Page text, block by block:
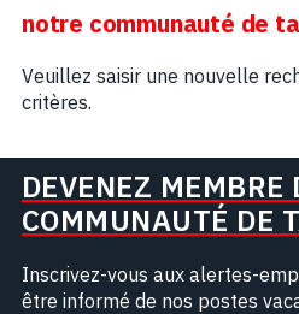
notre communauté de
Veuillez saisir une nouvelle
critères.
DEVENEZ MEMBRE
COMMUNAUTÉ DE
Inscrivez-vous aux alertes-
être informé de nos postes